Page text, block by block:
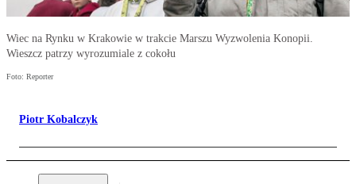
Wiec na Rynku w Krakowie w trakcie Marszu Wyzwolenia Konopii.
Wieszcz patrzy wyrozumiale z cokołu
Foto: Reporter
Piotr Kobalczyk